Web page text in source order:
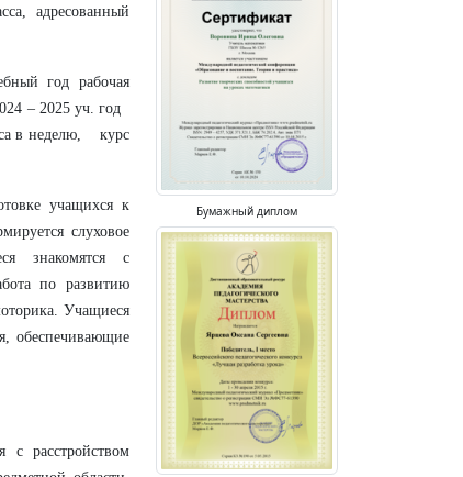
адресованный
год рабочая
– 2025 уч. год
в неделю, курс
учащихся к
слуховое
знакомятся с
по развитию
Учащиеся
обеспечивающие
с расстройством
Бумажный диплом